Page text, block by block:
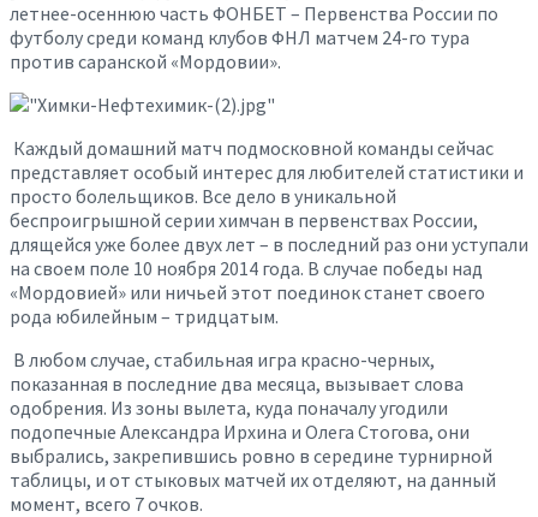
летнее-осеннюю часть ФОНБЕТ – Первенства России по
футболу среди команд клубов ФНЛ матчем 24-го тура
против саранской «Мордовии».
Каждый домашний матч подмосковной команды сейчас
представляет особый интерес для любителей статистики и
просто болельщиков. Все дело в уникальной
беспроигрышной серии химчан в первенствах России,
длящейся уже более двух лет – в последний раз они уступали
на своем поле 10 ноября 2014 года. В случае победы над
«Мордовией» или ничьей этот поединок станет своего
рода юбилейным – тридцатым.
В любом случае, стабильная игра красно-черных,
показанная в последние два месяца, вызывает слова
одобрения. Из зоны вылета, куда поначалу угодили
подопечные Александра Ирхина и Олега Стогова, они
выбрались, закрепившись ровно в середине турнирной
таблицы, и от стыковых матчей их отделяют, на данный
момент, всего 7 очков.